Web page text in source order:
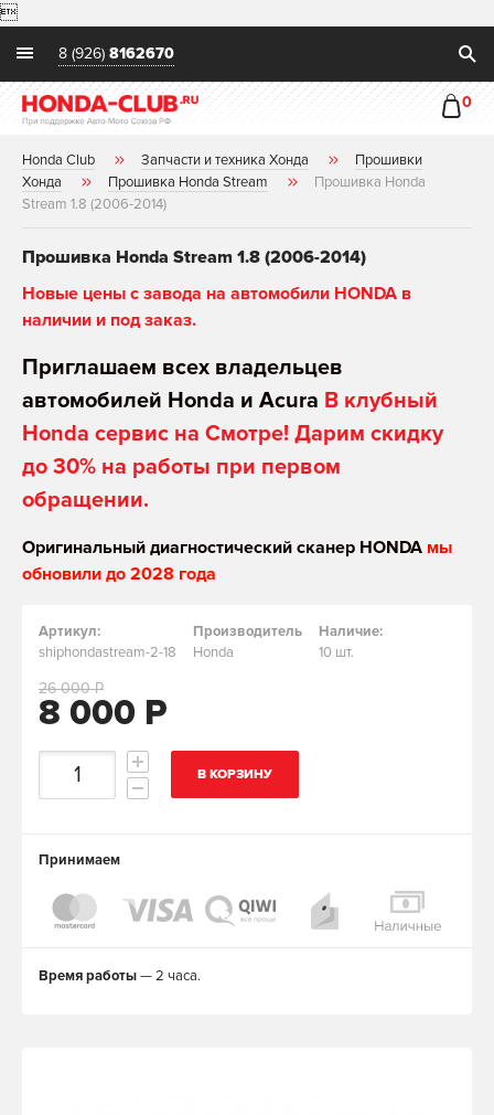

8 (926) 8162670
0
Honda Club Запчасти и техника Хонда
Прошивки
Хонда
Прошивка Honda Stream
Прошивка Honda
Stream 1.8 (2006-2014)
Прошивка Honda Stream 1.8 (2006-2014)
Новые цены с завода на автомобили HONDA в
наличии и под заказ.
Приглашаем всех владельцев
автомобилей Honda и Acura В клубный
Honda сервис на Смотре! Дарим скидку
до 30% на работы при первом
обращении.
Оригинальный диагностический сканер HONDA мы
обновили до 2028 года
Артикул:
shiphondastream-2-18
Производитель
Honda
Наличие:
10 шт.
8 000 Р
26 000 Р
В КОРЗИНУ
Принимаем
Время работы— 2 часа.